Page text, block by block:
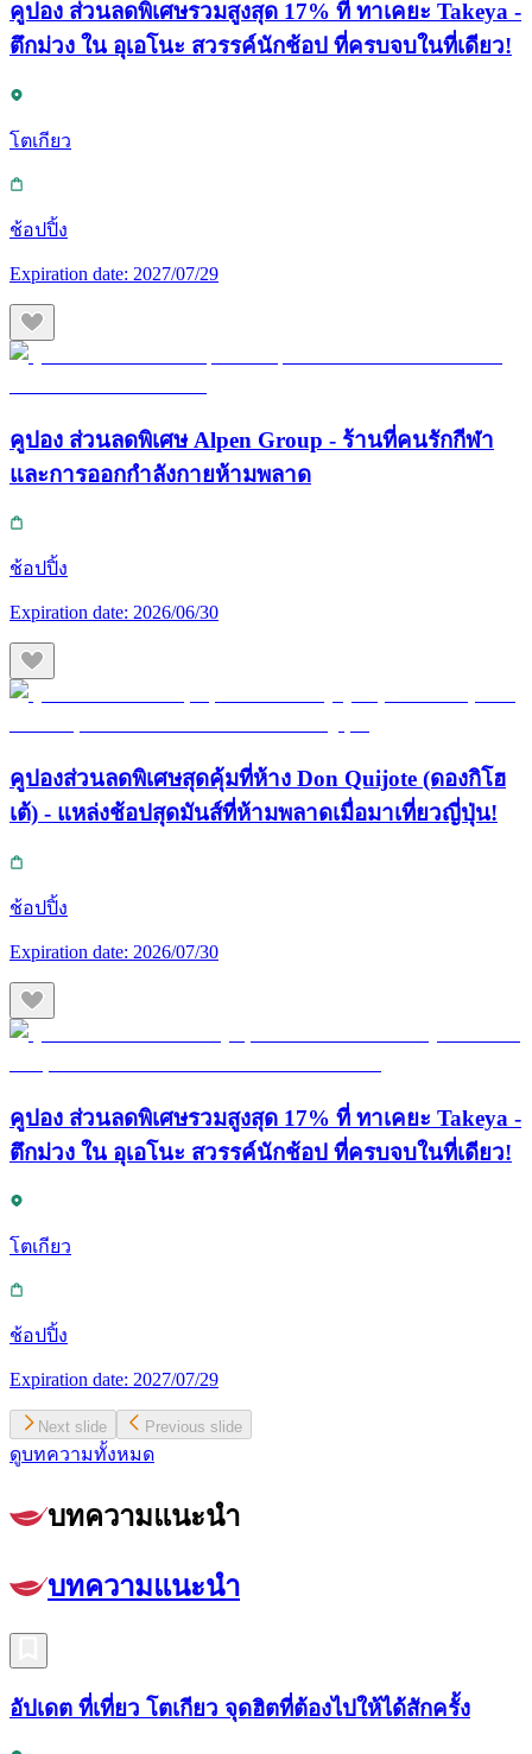
คูปอง ส่วนลดพิเศษรวมสูงสุด 17% ที่ ทาเคยะ Takeya -
ตึกม่วง ใน อุเอโนะ สวรรค์นักช้อป ที่ครบจบในที่เดียว!
โตเกียว
ช้อปปิ้ง
Expiration date: 2027/07/29
คูปอง ส่วนลดพิเศษ Alpen Group - ร้านที่คนรักกีฬา
และการออกกำลังกายห้ามพลาด
ช้อปปิ้ง
Expiration date: 2026/06/30
คูปองส่วนลดพิเศษสุดคุ้มที่ห้าง Don Quijote (ดองกิโฮ
เต้) - แหล่งช้อปสุดมันส์ที่ห้ามพลาดเมื่อมาเที่ยวญี่ปุ่น!
ช้อปปิ้ง
Expiration date: 2026/07/30
คูปอง ส่วนลดพิเศษรวมสูงสุด 17% ที่ ทาเคยะ Takeya -
ตึกม่วง ใน อุเอโนะ สวรรค์นักช้อป ที่ครบจบในที่เดียว!
โตเกียว
ช้อปปิ้ง
Expiration date: 2027/07/29
Next slide Previous slide
ดูบทความทั้งหมด
บทความแนะนำ
บทความแนะนำ
อัปเดต ที่เที่ยว โตเกียว จุดฮิตที่ต้องไปให้ได้สักครั้ง